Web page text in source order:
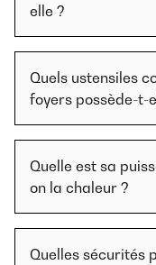
elle ?
Quels ustensiles
foyers possède-t-
Quelle est sa
on la chaleur ?
Quelles sécurités